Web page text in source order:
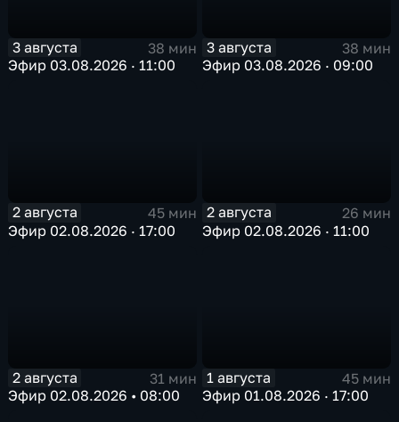
3 августа
38 мин
Эфир 03.08.2026 · 11:00
3 августа
38 мин
Эфир 03.08.2026 · 09:00
2 августа
45 мин
Эфир 02.08.2026 · 17:00
2 августа
26 мин
Эфир 02.08.2026 · 11:00
2 августа
31 мин
Эфир 02.08.2026 • 08:00
1 августа
45 мин
Эфир 01.08.2026 · 17:00